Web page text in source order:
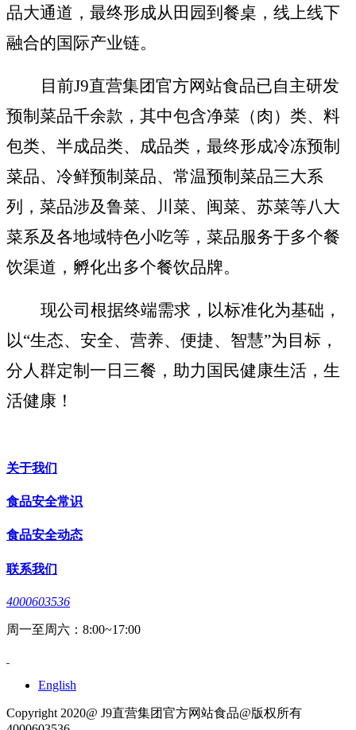
品大通道，最终形成从田园到餐桌，线上线下
融合的国际产业链。
目前J9直营集团官方网站食品已自主研发
预制菜品千余款，其中包含净菜 （肉 ） 类、 料
包类、 半成品类、 成品类 ， 最终形成冷冻预制
菜品、 冷鲜预制菜品、 常温预制菜品三大系
列，菜品涉及鲁菜、川菜、闽菜、苏菜等八大
菜系及各地域特色小吃等，菜品服务于多个餐
饮渠道，孵化出多个餐饮品牌。
现公司根据终端需求，以标准化为基础，
以“生态、安全、营养、便捷、智慧”为目标，
分人群定制 一日三餐，助力国民健康生活，生
活健康！
关于我们
食品安全常识
食品安全动态
联系我们
4000603536
周一至周六：8:00~17:00
English
Copyright 2020@ J9直营集团官方网站食品@版权所有